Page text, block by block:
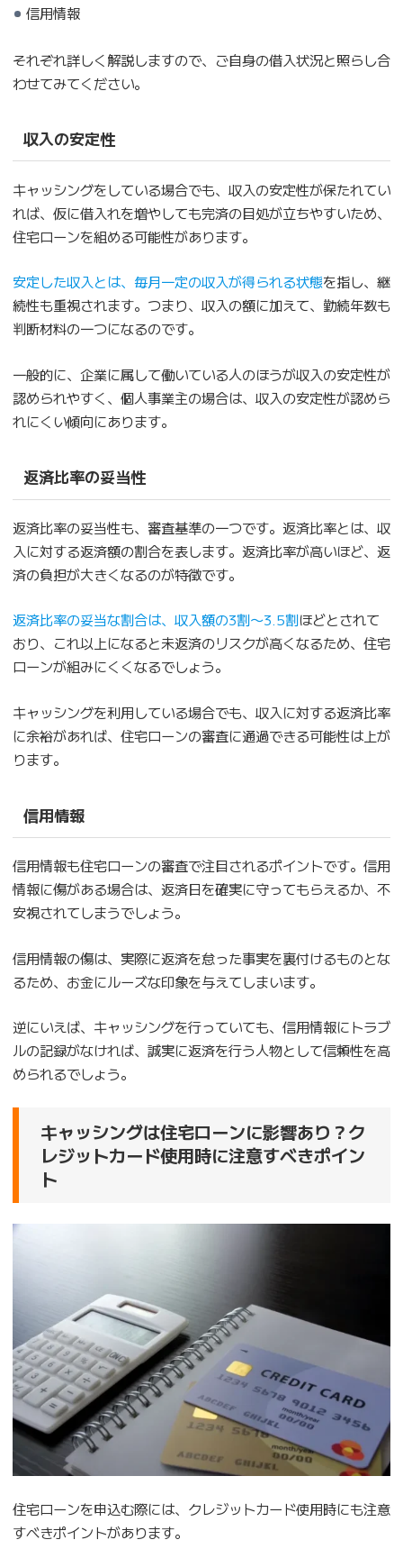
信用情報
それぞれ詳しく解説しますので、ご自身の借入状況と照らし合
わせてみてください。
収入の安定性
キャッシングをしている場合でも、収入の安定性が保たれてい
れば、仮に借入れを増やしても完済の目処が立ちやすいため、
住宅ローンを組める可能性があります。
安定した収入とは、毎月一定の収入が得られる状態を指し、継
続性も重視されます。つまり、収入の額に加えて、勤続年数も
判断材料の一つになるのです。
一般的に、企業に属して働いている人のほうが収入の安定性が
認められやすく、個人事業主の場合は、収入の安定性が認めら
れにくい傾向にあります。
返済比率の妥当性
返済比率の妥当性も、審査基準の一つです。返済比率とは、収
入に対する返済額の割合を表します。返済比率が高いほど、返
済の負担が大きくなるのが特徴です。
返済比率の妥当な割合は、収入額の3割〜3.5割ほどとされて
おり、これ以上になると未返済のリスクが高くなるため、住宅
ローンが組みにくくなるでしょう。
キャッシングを利用している場合でも、収入に対する返済比率
に余裕があれば、住宅ローンの審査に通過できる可能性は上が
ります。
信用情報
信用情報も住宅ローンの審査で注目されるポイントです。信用
情報に傷がある場合は、返済日を確実に守ってもらえるか、不
安視されてしまうでしょう。
信用情報の傷は、実際に返済を怠った事実を裏付けるものとな
るため、お金にルーズな印象を与えてしまいます。
逆にいえば、キャッシングを行っていても、信用情報にトラブ
ルの記録がなければ、誠実に返済を行う人物として信頼性を高
められるでしょう。
キャッシングは住宅ローンに影響あり？ク
レジットカード使用時に注意すべきポイン
ト
住宅ローンを申込む際には、クレジットカード使用時にも注意
すべきポイントがあります。